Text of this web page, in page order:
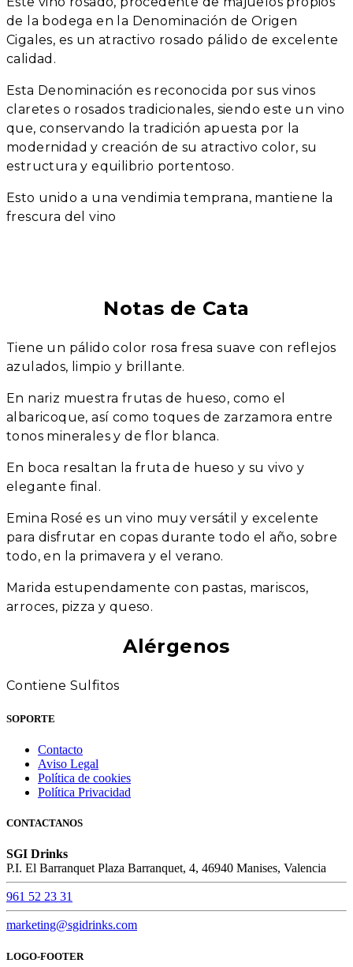
de la bodega en la Denominación de Origen
Cigales, es un atractivo rosado pálido de excelente
calidad.
Esta Denominación es reconocida por sus vinos
claretes o rosados tradicionales, siendo este un vino
que, conservando la tradición apuesta por la
modernidad y creación de su atractivo color, su
estructura y equilibrio portentoso.
Esto unido a una vendimia temprana, mantiene la
frescura del vino
Notas de Cata
Tiene un pálido color rosa fresa suave con reflejos
azulados, limpio y brillante.
En nariz muestra frutas de hueso, como el
albaricoque, así como toques de zarzamora entre
tonos minerales y de flor blanca.
En boca resaltan la fruta de hueso y su vivo y
elegante final.
Emina Rosé es un vino muy versátil y excelente
para disfrutar en copas durante todo el año, sobre
todo, en la primavera y el verano.
Marida estupendamente con pastas, mariscos,
arroces, pizza y queso.
Alérgenos
Contiene Sulfitos
SOPORTE
Contacto
Aviso Legal
Política de cookies
Política Privacidad
CONTACTANOS
SGI Drinks
P.I. El Barranquet Plaza Barranquet, 4, 46940 Manises, Valencia
961 52 23 31
marketing@sgidrinks.com
LOGO-FOOTER